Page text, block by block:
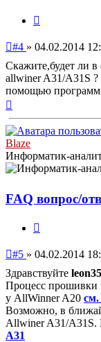
Непрочитанное
#4 » 04.02.2014
Скажите,будет ли
allwiner A31/A31S ?
помощью
началу
Blaze
Информатик-
FAQ вопрос/
Непрочитанное
#5 » 04.02.2014
Здравствуйте leon35
Процесс прошивки
у AllWinner A20 см.
Возможно, в
Allwiner A31/A31S.
А31